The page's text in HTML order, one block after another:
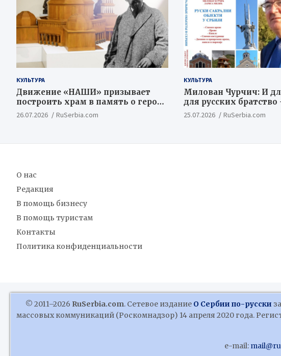
КУЛЬТУРА
Движение «НАШИ» призывает
построить храм в память о героях
Косовской Битвы
26.07.2026 RuSerbia.com
КУЛЬТУРА
Милован Чурчич: И
для русских братство
ценностный и
концепт
25.07.2026 RuSerbia.com
О нас
Редакция
В помощь бизнесу
В помощь туристам
Контакты
Политика конфиденциальности
© 2011–2026 RuSerbia.com. Сетевое издание О Сербии по-русски
массовых коммуникаций (Роскомнадзор) 14 апреля 2020 года.
e-mail: